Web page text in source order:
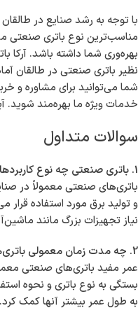
با توجه به رشد صنایع در طالقان
مناسب‌ترین نوع باتری صنعتی
بهره‌وری شما داشته باشد. آرکا
نظیر باتری صنعتی در طالقان
شما می‌توانید برای مشاوره و
خدمات ویژه ما بهره‌مند شوید.
سوالات متداول
1. باتری صنعتی چه نوع کاربردهایی دارد؟
باتری‌های صنعتی معمولاً در
و تولید برق مورد استفاده قرار
نیاز تجهیزات بزرگ مانند
2. چه مدت زمان معمولی باتری‌های صنعتی کار می‌کند؟
بستگی به نوع باتری و نحوه
به طول عمر بیشتر آنها کمک کرد.